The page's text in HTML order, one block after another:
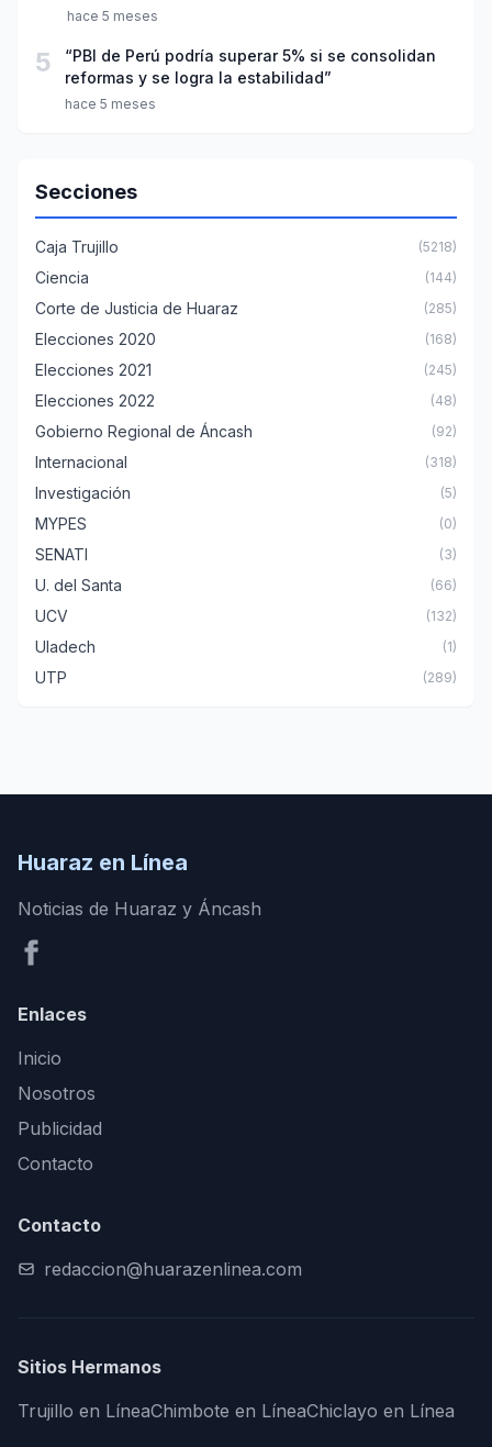
hace 5 meses
5
“PBI de Perú podría superar 5% si se consolidan
reformas y se logra la estabilidad”
hace 5 meses
Secciones
Caja Trujillo (5218)
Ciencia (144)
Corte de Justicia de Huaraz (285)
Elecciones 2020 (168)
Elecciones 2021 (245)
Elecciones 2022 (48)
Gobierno Regional de Áncash (92)
Internacional (318)
Investigación (5)
MYPES (0)
SENATI (3)
U. del Santa (66)
UCV (132)
Uladech (1)
UTP (289)
Huaraz en Línea
Noticias de Huaraz y Áncash
Enlaces
Inicio
Nosotros
Publicidad
Contacto
Contacto
redaccion@huarazenlinea.com
Sitios Hermanos
Trujillo en LíneaChimbote en LíneaChiclayo en Línea